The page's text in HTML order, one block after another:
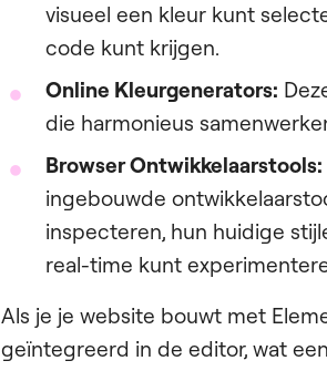
visueel een kleur kunt
code kunt krijgen.
Online Kleurgenerators:
die harmonieus
Browser Ontwikkelaarstools:
ingebouwde
inspecteren, hun huidige
real-time kunt
Als je je website bouwt met
geïntegreerd in de editor, wat